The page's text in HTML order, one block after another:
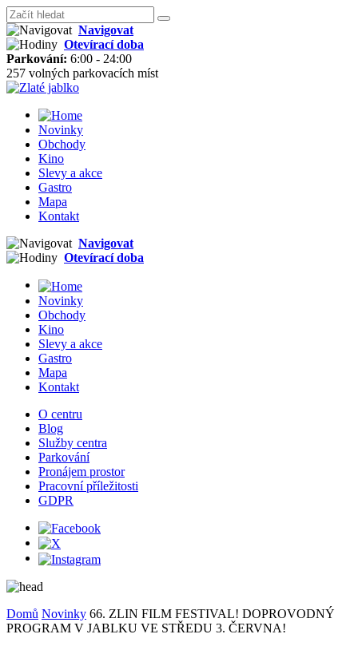
Navigovat
Otevírací doba
Parkování: 6:00 - 24:00
257 volných parkovacích míst
Novinky
Obchody
Kino
Slevy a akce
Gastro
Mapa
Kontakt
Navigovat
Otevírací doba
Novinky
Obchody
Kino
Slevy a akce
Gastro
Mapa
Kontakt
O centru
Blog
Služby centra
Parkování
Pronájem prostor
Pracovní příležitosti
GDPR
Domů Novinky 66. ZLIN FILM FESTIVAL! DOPROVODNÝ
PROGRAM V JABLKU VE STŘEDU 3. ČERVNA!